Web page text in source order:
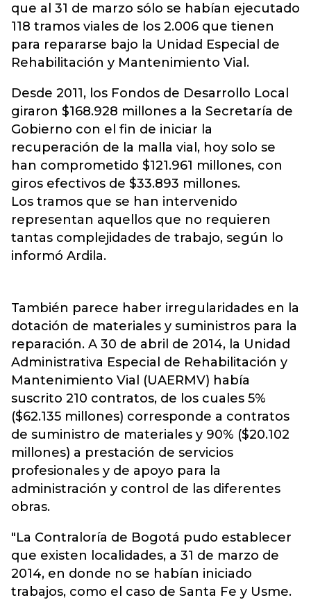
que al 31 de marzo sólo se habían ejecutado
118 tramos viales de los 2.006 que tienen
para repararse bajo la Unidad Especial de
Rehabilitación y Mantenimiento Vial.
Desde 2011, los Fondos de Desarrollo Local
giraron $168.928 millones a la Secretaría de
Gobierno con el fin de iniciar la
recuperación de la malla vial, hoy solo se
han comprometido $121.961 millones, con
giros efectivos de $33.893 millones.
Los tramos que se han intervenido
representan aquellos que no requieren
tantas complejidades de trabajo, según lo
informó Ardila.
También parece haber irregularidades en la
dotación de materiales y suministros para la
reparación. A 30 de abril de 2014, la Unidad
Administrativa Especial de Rehabilitación y
Mantenimiento Vial (UAERMV) había
suscrito 210 contratos, de los cuales 5%
($62.135 millones) corresponde a contratos
de suministro de materiales y 90% ($20.102
millones) a prestación de servicios
profesionales y de apoyo para la
administración y control de las diferentes
obras.
"La Contraloría de Bogotá pudo establecer
que existen localidades, a 31 de marzo de
2014, en donde no se habían iniciado
trabajos, como el caso de Santa Fe y Usme.